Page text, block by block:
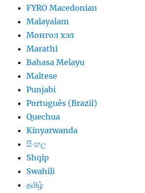
FYRO Macedonian
Malayalam
Монгол хэл
Marathi
Bahasa Melayu
Maltese
Punjabi
Português (Brazil)
Quechua
Kinyarwanda
සිංහල
Shqip
Swahili
தமிழ்